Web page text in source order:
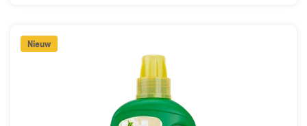
Nieuw